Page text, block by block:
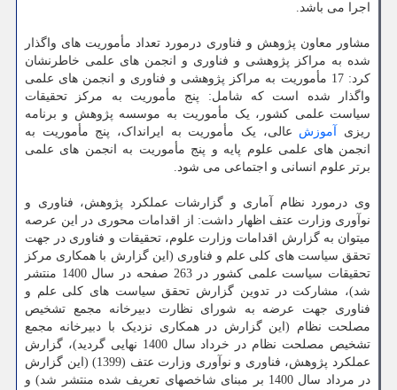
اجرا می باشد.
مشاور معاون پژوهش و فناوری درمورد تعداد مأموریت های واگذار
شده به مراکز پژوهشی و فناوری و انجمن های علمی خاطرنشان
کرد: 17 مأموریت به مراکز پژوهشی و فناوری و انجمن های علمی
واگذار شده است که شامل: پنج مأموریت به مرکز تحقیقات
سیاست علمی کشور، یک مأموریت به موسسه پژوهش و برنامه
ریزی
آموزش عالی، یک مأموریت به ایرانداک، پنج مأموریت به
انجمن های علمی علوم پایه و پنج مأموریت به انجمن های علمی
برتر علوم انسانی و اجتماعی می شود.
وی درمورد نظام آماری و گزارشات عملکرد پژوهش، فناوری و
نوآوری وزارت عتف اظهار داشت: از اقدامات محوری در این عرصه
میتوان به گزارش اقدامات وزارت علوم، تحقیقات و فناوری در جهت
تحقق سیاست های کلی علم و فناوری (این گزارش با همکاری مرکز
تحقیقات سیاست علمی کشور در 263 صفحه در سال 1400 منتشر
شد)، مشارکت در تدوین گزارش تحقق سیاست های کلی علم و
فناوری جهت عرضه به شورای نظارت دبیرخانه مجمع تشخیص
مصلحت نظام (این گزارش در همکاری نزدیک با دبیرخانه مجمع
تشخیص مصلحت نظام در خرداد سال 1400 نهایی گردید)، گزارش
عملکرد پژوهش، فناوری و نوآوری وزارت عتف (1399) (این گزارش
در مرداد سال 1400 بر مبنای شاخصهای تعریف شده منتشر شد) و